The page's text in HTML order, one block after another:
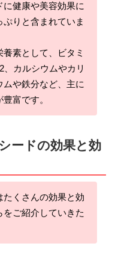
に健康や美容効果に
りと含まれていま
素として、ビタミ
、カルシウムやカリ
ムや鉄分など、主に
富です。
ードの効果と効
たくさんの効果と効
ご紹介していきた